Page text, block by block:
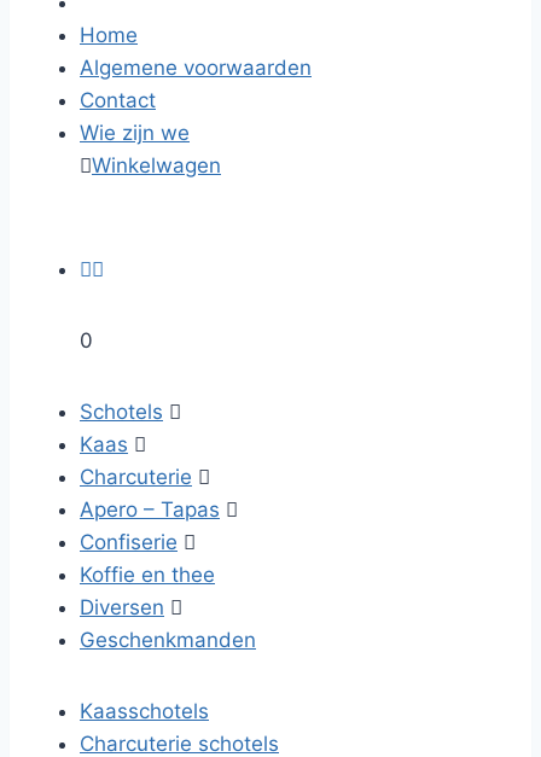
Home
Algemene voorwaarden
Contact
Wie zijn we
Winkelwagen

0
Schotels 
Kaas 
Charcuterie 
Apero – Tapas 
Confiserie 
Koffie en thee
Diversen 
Geschenkmanden
Kaasschotels
Charcuterie schotels